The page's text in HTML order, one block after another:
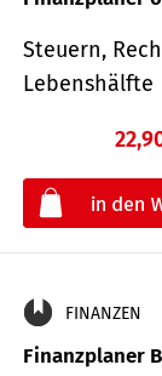
Steuern,
Lebenshälfte
FINANZEN
Finanzplaner